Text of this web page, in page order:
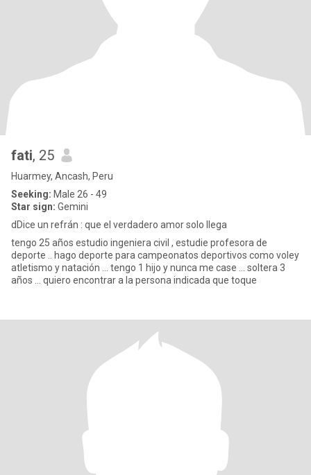
fati, 25
Huarmey, Ancash, Peru
Seeking: Male 26 - 49
Star sign: Gemini
dDice un refrán : que el verdadero amor solo llega
tengo 25 años estudio ingeniera civil , estudie profesora de
deporte .. hago deporte para campeonatos deportivos como voley
atletismo y natación ... tengo 1 hijo y nunca me case ... soltera 3
años ... quiero encontrar a la persona indicada que toque